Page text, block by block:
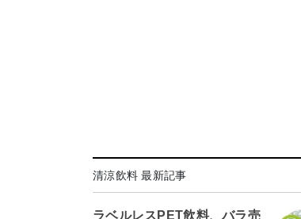
清涼飲料 最新記事
ラベルレスPET飲料、バラ売